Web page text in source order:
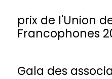
prix de l'Union
Francophones
Gala des